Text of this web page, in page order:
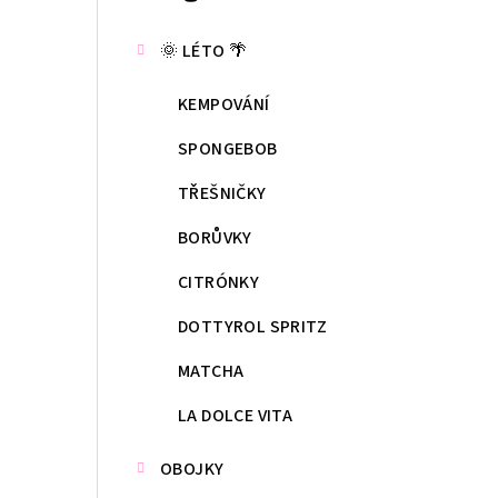
kategorie
🌞 LÉTO 🌴
KEMPOVÁNÍ
SPONGEBOB
TŘEŠNIČKY
BORŮVKY
CITRÓNKY
DOTTYROL SPRITZ
MATCHA
LA DOLCE VITA
OBOJKY